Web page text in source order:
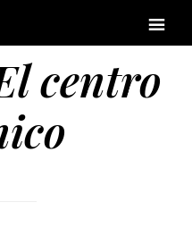
centro